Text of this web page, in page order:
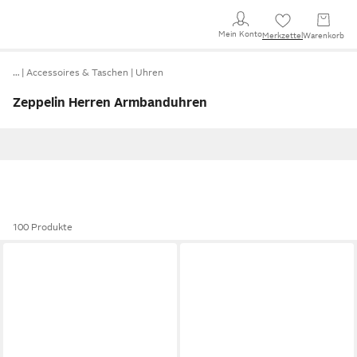
Mein KontoMerkzettel Warenkorb
… Accessoires & Taschen Uhren
Zeppelin Herren Armbanduhren
100 Produkte